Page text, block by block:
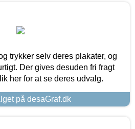
trykker selv deres plakater, og
Der gives desuden fri fragt
her for at se deres udvalg.
på desaGraf.dk